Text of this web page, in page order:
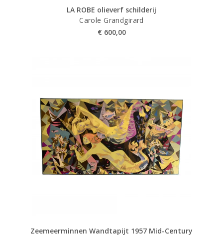
LA ROBE olieverf schilderij
Carole Grandgirard
€ 600,00
Zeemeerminnen Wandtapijt 1957 Mid-Century